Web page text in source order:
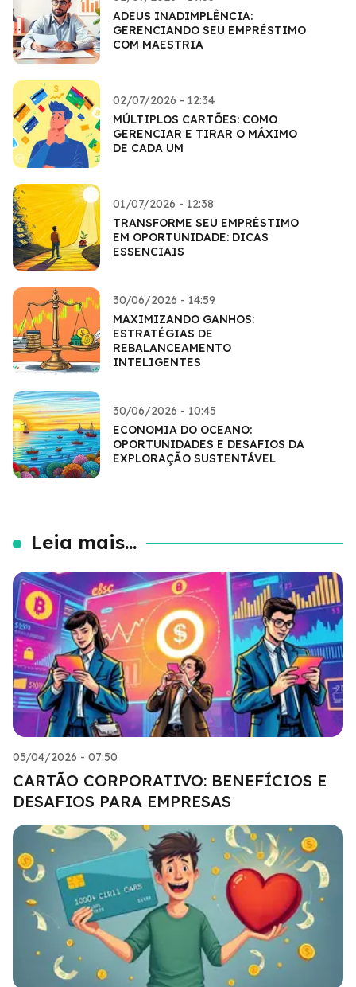
ADEUS INADIMPLÊNCIA:
GERENCIANDO SEU EMPRÉSTIMO
COM MAESTRIA
02/07/2026 - 12:34
MÚLTIPLOS CARTÕES: COMO
GERENCIAR E TIRAR O MÁXIMO
DE CADA UM
01/07/2026 - 12:38
TRANSFORME SEU EMPRÉSTIMO
EM OPORTUNIDADE: DICAS
ESSENCIAIS
30/06/2026 - 14:59
MAXIMIZANDO GANHOS:
ESTRATÉGIAS DE
REBALANCEAMENTO
INTELIGENTES
30/06/2026 - 10:45
ECONOMIA DO OCEANO:
OPORTUNIDADES E DESAFIOS DA
EXPLORAÇÃO SUSTENTÁVEL
Leia mais...
05/04/2026 - 07:50
CARTÃO CORPORATIVO: BENEFÍCIOS E
DESAFIOS PARA EMPRESAS